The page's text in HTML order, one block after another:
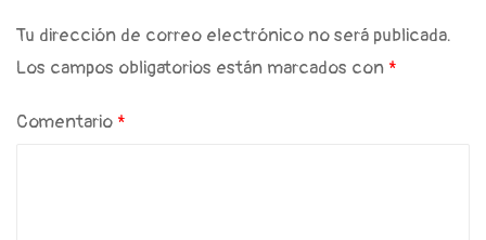
Tu dirección de correo electrónico no será publicada.
Los campos obligatorios están marcados con *
Comentario *